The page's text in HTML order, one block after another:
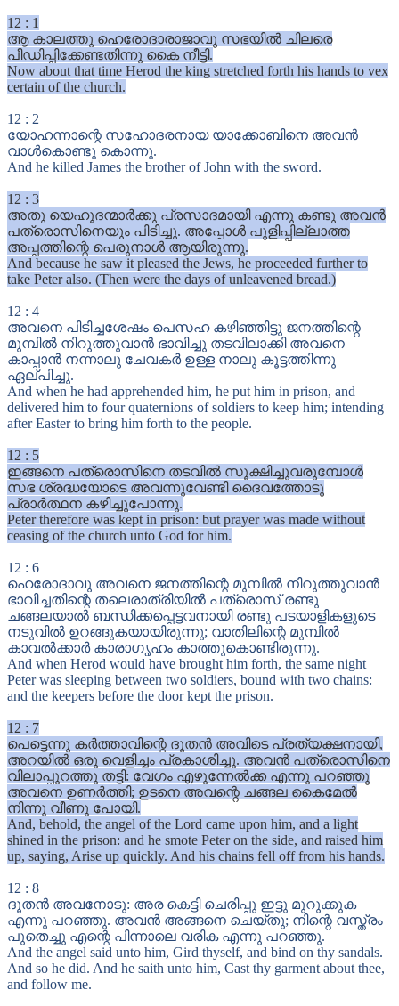
12 : 1
ആ കാലത്തു ഹെരോദാരാജാവു സഭയിൽ ചിലരെ
പീഡിപ്പിക്കേണ്ടതിന്നു കൈ നീട്ടി.
Now about that time Herod the king stretched forth his hands to vex
certain of the church.
12 : 2
യോഹന്നാന്റെ സഹോദരനായ യാക്കോബിനെ അവൻ
വാൾകൊണ്ടു കൊന്നു.
And he killed James the brother of John with the sword.
12 : 3
അതു യെഹൂദന്മാർക്കു പ്രസാദമായി എന്നു കണ്ടു അവൻ
പത്രൊസിനെയും പിടിച്ചു. അപ്പോൾ പുളിപ്പില്ലാത്ത
അപ്പത്തിന്റെ പെരുനാൾ ആയിരുന്നു.
And because he saw it pleased the Jews, he proceeded further to
take Peter also. (Then were the days of unleavened bread.)
12 : 4
അവനെ പിടിച്ചശേഷം പെസഹ കഴിഞ്ഞിട്ടു ജനത്തിന്റെ
മുമ്പിൽ നിറുത്തുവാൻ ഭാവിച്ചു തടവിലാക്കി അവനെ
കാപ്പാൻ നന്നാലു ചേവകർ ഉള്ള നാലു കൂട്ടത്തിന്നു
ഏല്പിച്ചു.
And when he had apprehended him, he put him in prison, and
delivered him to four quaternions of soldiers to keep him; intending
after Easter to bring him forth to the people.
12 : 5
ഇങ്ങനെ പത്രൊസിനെ തടവിൽ സൂക്ഷിച്ചുവരുമ്പോൾ
സഭ ശ്രദ്ധയോടെ അവന്നുവേണ്ടി ദൈവത്തോടു
പ്രാർത്ഥന കഴിച്ചുപോന്നു.
Peter therefore was kept in prison: but prayer was made without
ceasing of the church unto God for him.
12 : 6
ഹെരോദാവു അവനെ ജനത്തിന്റെ മുമ്പിൽ നിറുത്തുവാൻ
ഭാവിച്ചതിന്റെ തലെരാത്രിയിൽ പത്രൊസ് രണ്ടു
ചങ്ങലയാൽ ബന്ധിക്കപ്പെട്ടവനായി രണ്ടു പടയാളികളുടെ
നടുവിൽ ഉറങ്ങുകയായിരുന്നു; വാതിലിന്റെ മുമ്പിൽ
കാവൽക്കാർ കാരാഗൃഹം കാത്തുകൊണ്ടിരുന്നു.
And when Herod would have brought him forth, the same night
Peter was sleeping between two soldiers, bound with two chains:
and the keepers before the door kept the prison.
12 : 7
പെട്ടെന്നു കർത്താവിന്റെ ദൂതൻ അവിടെ പ്രത്യക്ഷനായി,
അറയിൽ ഒരു വെളിച്ചം പ്രകാശിച്ചു. അവൻ പത്രൊസിനെ
വിലാപ്പുറത്തു തട്ടി: വേഗം എഴുന്നേൽക്ക എന്നു പറഞ്ഞു
അവനെ ഉണർത്തി; ഉടനെ അവന്റെ ചങ്ങല കൈമേൽ
നിന്നു വീണു പോയി.
And, behold, the angel of the Lord came upon him, and a light
shined in the prison: and he smote Peter on the side, and raised him
up, saying, Arise up quickly. And his chains fell off from his hands.
12 : 8
ദൂതൻ അവനോടു: അര കെട്ടി ചെരിപ്പു ഇട്ടു മുറുക്കുക
എന്നു പറഞ്ഞു. അവൻ അങ്ങനെ ചെയ്തു; നിന്റെ വസ്ത്രം
പുതെച്ചു എന്റെ പിന്നാലെ വരിക എന്നു പറഞ്ഞു.
And the angel said unto him, Gird thyself, and bind on thy sandals.
And so he did. And he saith unto him, Cast thy garment about thee,
and follow me.